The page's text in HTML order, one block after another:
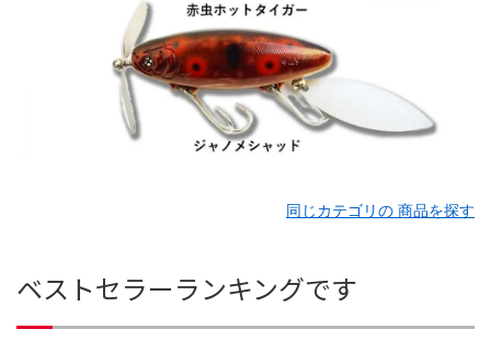
同じカテゴリの 商品を探す
ベストセラーランキングです